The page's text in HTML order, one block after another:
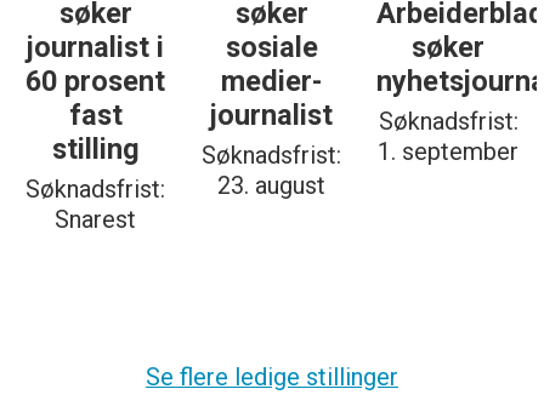
søker
journalist i
60 prosent
fast
stilling
Søknadsfrist:
Snarest
søker
sosiale
medier-
journalist
Søknadsfrist:
23. august
Arbeiderblad
søker
Søknadsfrist:
1. september
Se flere ledige stillinger